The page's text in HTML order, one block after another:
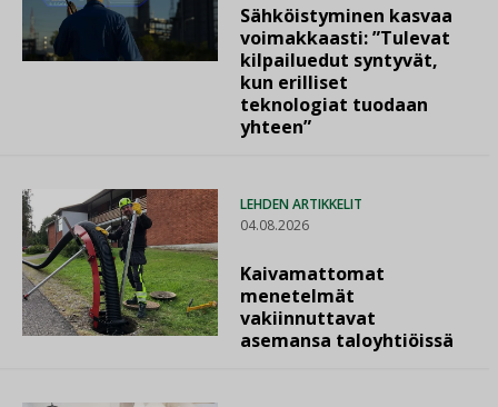
Sähköistyminen kasvaa
voimakkaasti: ”Tulevat
kilpailuedut syntyvät,
kun erilliset
teknologiat tuodaan
yhteen”
LEHDEN ARTIKKELIT
04.08.2026
Kaivamattomat
menetelmät
vakiinnuttavat
asemansa taloyhtiöissä